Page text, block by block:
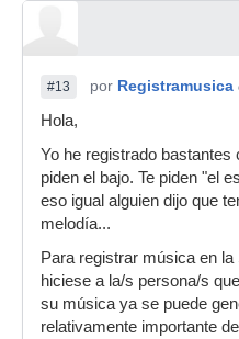
#13 por Registramusica
Hola,
Yo he registrado
piden el bajo. Te piden "el
eso igual alguien dijo que
melodía...
Para registrar música en
hiciese a la/s persona/s
su música ya se puede
relativamente importante